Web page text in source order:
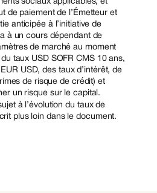
sociaux applicables, et
de paiement de l’Émetteur et
anticipée à l’initiative de
à un cours dépendant de
de marché au moment
taux USD SOFR CMS 10 ans,
USD, des taux d’intérêt, de
de risque de crédit) et
un risque sur le capital.
à l’évolution du taux de
plus loin dans le document.